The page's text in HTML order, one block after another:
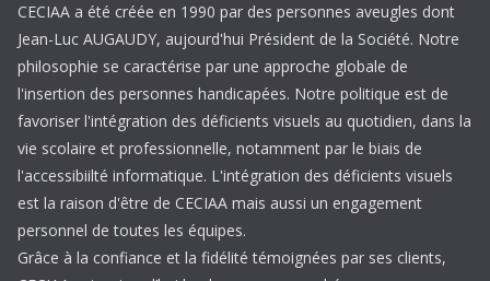
CECIAA a été créée en 1990 par des personnes aveugles dont
Jean-Luc AUGAUDY, aujourd'hui Président de la Société. Notre
philosophie se caractérise par une approche globale de
l'insertion des personnes handicapées. Notre politique est de
favoriser l'intégration des déficients visuels au quotidien, dans la
vie scolaire et professionnelle, notamment par le biais de
l'accessibiilté informatique. L'intégration des déficients visuels
est la raison d'être de CECIAA mais aussi un engagement
personnel de toutes les équipes.
Grâce à la confiance et la fidélité témoignées par ses clients,